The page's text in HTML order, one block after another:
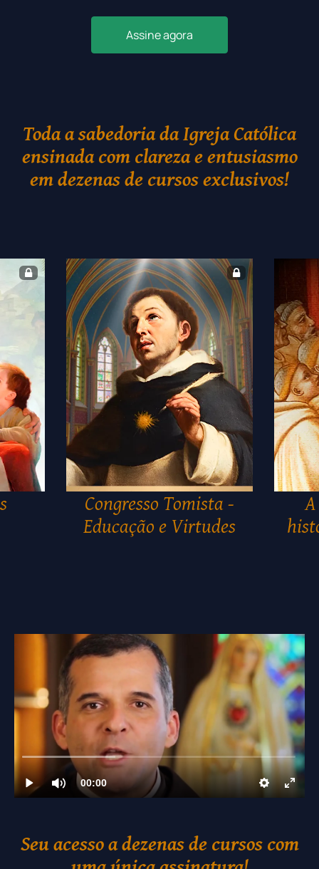
Assine agora
Toda a sabedoria da Igreja Católica
ensinada com clareza e entusiasmo
em dezenas de cursos exclusivos!
Congresso Tomista -
Educação e Virtudes
Seu acesso a dezenas de cursos com